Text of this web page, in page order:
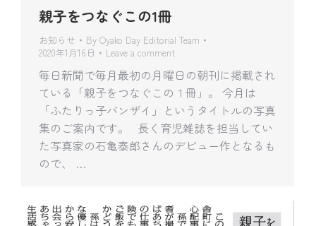
親子をつなぐこの1冊
お知らせ By Oyako Day Editorial Team
2020年1月16日
Leave a comment
毎日新聞で毎月最初の月曜日の朝刊に掲載され
ている「親子をつなぐこの１冊」。 今月は
「ふたりっ子バンザイ」というタイトルの写真
集のご案内です。 長く育児雑誌を担当してい
た写真家の石亀泰郎さんのデビュー作となるも
ので、 …